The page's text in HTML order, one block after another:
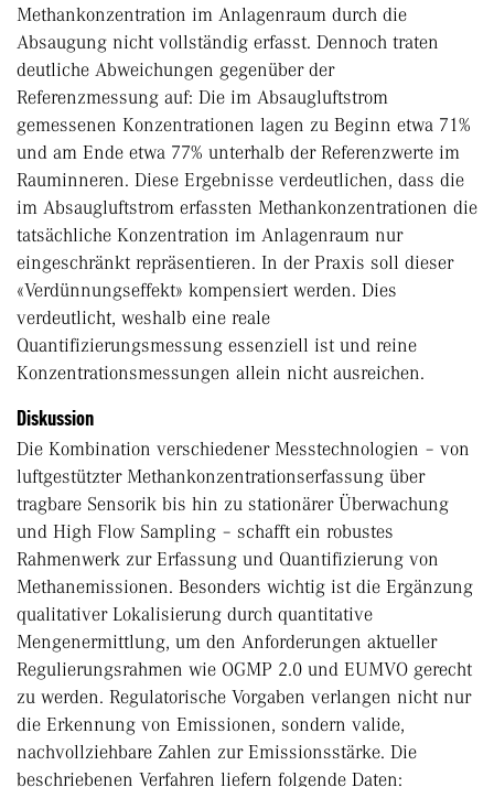
Methankonzentration im Anlagenraum durch die
Absaugung nicht vollständig erfasst. Dennoch traten
deutliche Abweichungen gegenüber der
Referenzmessung auf: Die im Absaugluftstrom
gemessenen Konzentrationen lagen zu Beginn etwa 71%
und am Ende etwa 77% unterhalb der Referenzwerte im
Rauminneren. Diese Ergebnisse verdeutlichen, dass die
im Absaugluftstrom erfassten Methankonzentrationen die
tatsächliche Konzentration im Anlagenraum nur
eingeschränkt repräsentieren. In der Praxis soll dieser
«Verdünnungseffekt» kompensiert werden. Dies
verdeutlicht, weshalb eine reale
Quantifizierungsmessung essenziell ist und reine
Konzentrationsmessungen allein nicht ausreichen.
Diskussion
Die Kombination verschiedener Messtechnologien – von
luftgestützter Methankonzentrationserfassung über
tragbare Sensorik bis hin zu stationärer Überwachung
und High Flow Sampling – schafft ein robustes
Rahmenwerk zur Erfassung und Quantifizierung von
Methanemissionen. Besonders wichtig ist die Ergänzung
qualitativer Lokalisierung durch quantitative
Mengenermittlung, um den Anforderungen aktueller
Regulierungsrahmen wie OGMP 2.0 und EUMVO gerecht
zu werden. Regulatorische Vorgaben verlangen nicht nur
die Erkennung von Emissionen, sondern valide,
nachvollziehbare Zahlen zur Emissionsstärke. Die
beschriebenen Verfahren liefern folgende Daten: